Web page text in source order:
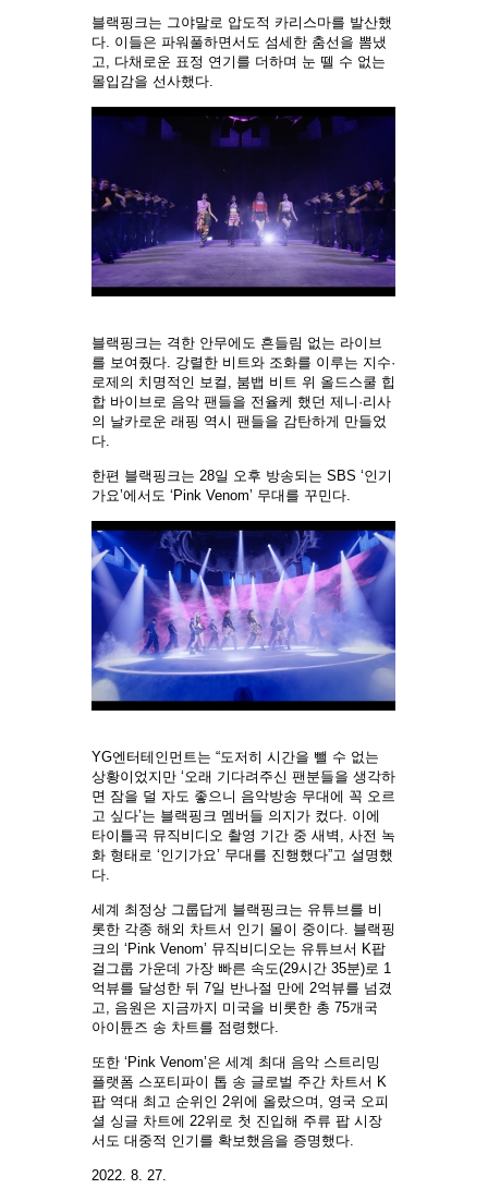
블랙핑크는 그야말로 압도적 카리스마를 발산했
다. 이들은 파워풀하면서도 섬세한 춤선을 뽐냈
고, 다채로운 표정 연기를 더하며 눈 뗄 수 없는
몰입감을 선사했다.
블랙핑크는 격한 안무에도 흔들림 없는 라이브
를 보여줬다. 강렬한 비트와 조화를 이루는 지수·
로제의 치명적인 보컬, 붐뱁 비트 위 올드스쿨 힙
합 바이브로 음악 팬들을 전율케 했던 제니·리사
의 날카로운 래핑 역시 팬들을 감탄하게 만들었
다.
한편 블랙핑크는 28일 오후 방송되는 SBS ‘인기
가요’에서도 ‘Pink Venom’ 무대를 꾸민다.
YG엔터테인먼트는 “도저히 시간을 뺄 수 없는
상황이었지만 ‘오래 기다려주신 팬분들을 생각하
면 잠을 덜 자도 좋으니 음악방송 무대에 꼭 오르
고 싶다’는 블랙핑크 멤버들 의지가 컸다. 이에
타이틀곡 뮤직비디오 촬영 기간 중 새벽, 사전 녹
화 형태로 ‘인기가요’ 무대를 진행했다”고 설명했
다.
세계 최정상 그룹답게 블랙핑크는 유튜브를 비
롯한 각종 해외 차트서 인기 몰이 중이다. 블랙핑
크의 ‘Pink Venom’ 뮤직비디오는 유튜브서 K팝
걸그룹 가운데 가장 빠른 속도(29시간 35분)로 1
억뷰를 달성한 뒤 7일 반나절 만에 2억뷰를 넘겼
고, 음원은 지금까지 미국을 비롯한 총 75개국
아이튠즈 송 차트를 점령했다.
또한 ‘Pink Venom’은 세계 최대 음악 스트리밍
플랫폼 스포티파이 톱 송 글로벌 주간 차트서 K
팝 역대 최고 순위인 2위에 올랐으며, 영국 오피
셜 싱글 차트에 22위로 첫 진입해 주류 팝 시장
서도 대중적 인기를 확보했음을 증명했다.
2022. 8. 27.